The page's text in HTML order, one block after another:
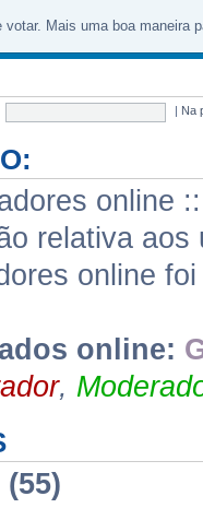
Mais uma boa maneira
Na
online
relativa
online
online:
,
(55)